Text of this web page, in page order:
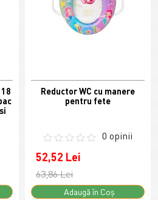
Reductor WC cu manere
pentru fete
0 opinii
52,52 Lei
63,86 Lei
Adaugă în Coş